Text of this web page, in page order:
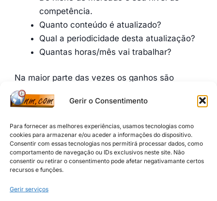
Gerir o Consentimento
Para fornecer as melhores experiências, usamos tecnologias como
cookies para armazenar e/ou aceder a informações do dispositivo.
Consentir com essas tecnologias nos permitirá processar dados, como
comportamento de navegação ou IDs exclusivos neste site. Não
consentir ou retirar o consentimento pode afetar negativamante certos
recursos e funções.
Gerir serviços
competência.
Quanto conteúdo é atualizado?
Qual a periodicidade desta atualização?
Quantas horas/mês vai trabalhar?
Na maior parte das vezes os ganhos são
quantificados pelo nº de palavras e qualidade
da informação que ele vai transmitir ao público-
freelance é ganhar o trabalho e deixar os seus
clientes felizes! É tudo muito relativo, existem
trabalhos bem remunerados e freelancers a
ganhar mais de 10.000€ mensais a trabalhar a
tempo completo.